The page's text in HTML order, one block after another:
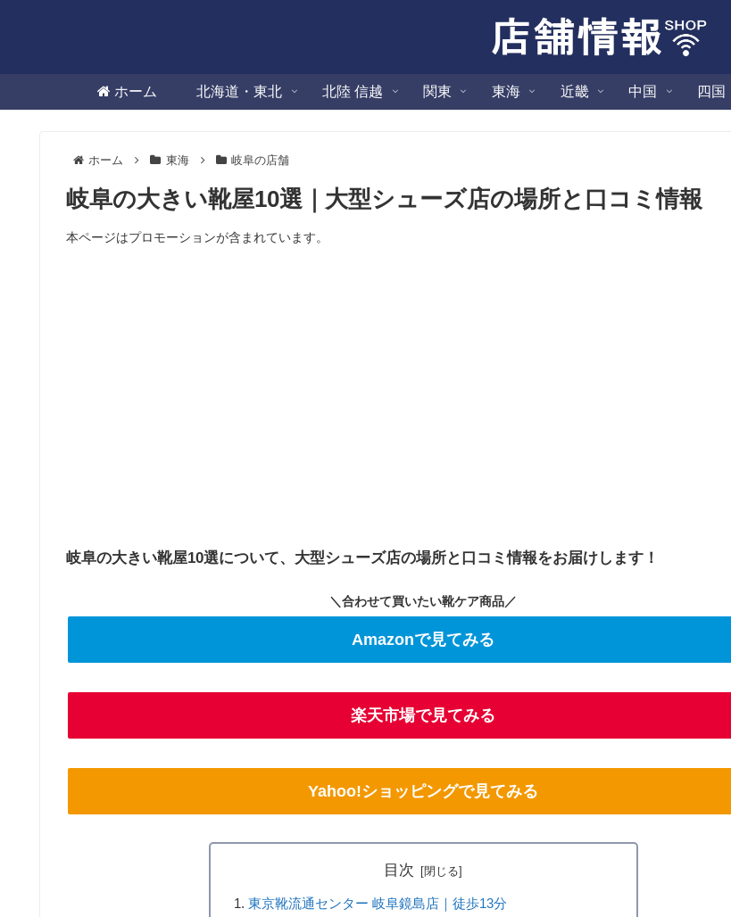
ホーム 北海道・東北 北陸 信越 関東 東海 近畿 中国 四国
ホーム 東海 岐阜の店舗
岐阜の大きい靴屋10選｜大型シューズ店の場所と口コミ情報
本ページはプロモーションが含まれています。
岐阜の大きい靴屋10選について、大型シューズ店の場所と口コミ情報をお届けします！
＼合わせて買いたい靴ケア商品／
Amazonで見てみる
楽天市場で見てみる
Yahoo!ショッピングで見てみる
目次
東京靴流通センター 岐阜鏡島店｜徒歩13分